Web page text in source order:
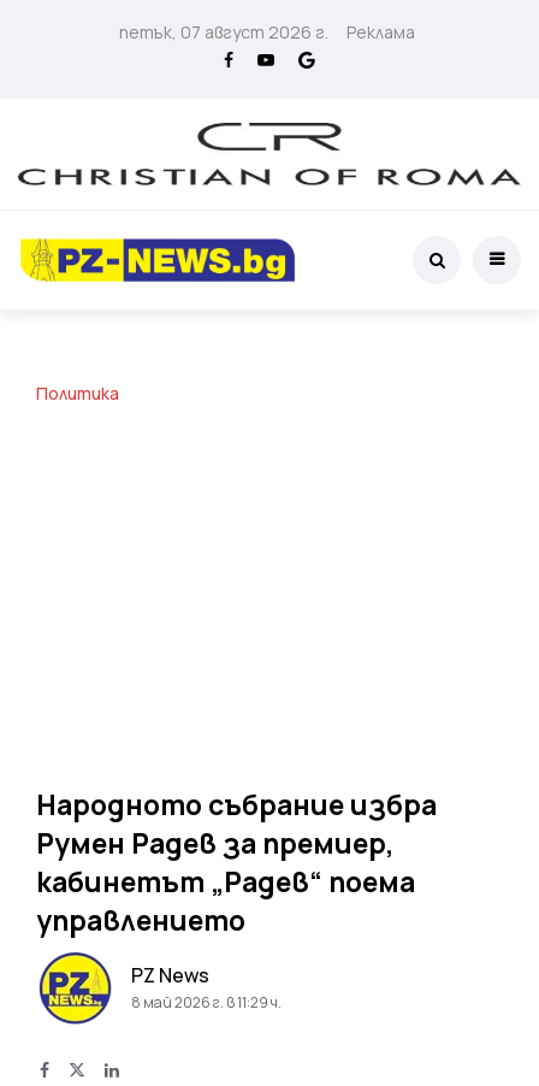
петък, 07 август 2026 г. Реклама
Политика
Народното събрание избра
Румен Радев за премиер,
кабинетът „Радев“ поема
управлението
PZ News
8 май 2026 г. в 11:29 ч.